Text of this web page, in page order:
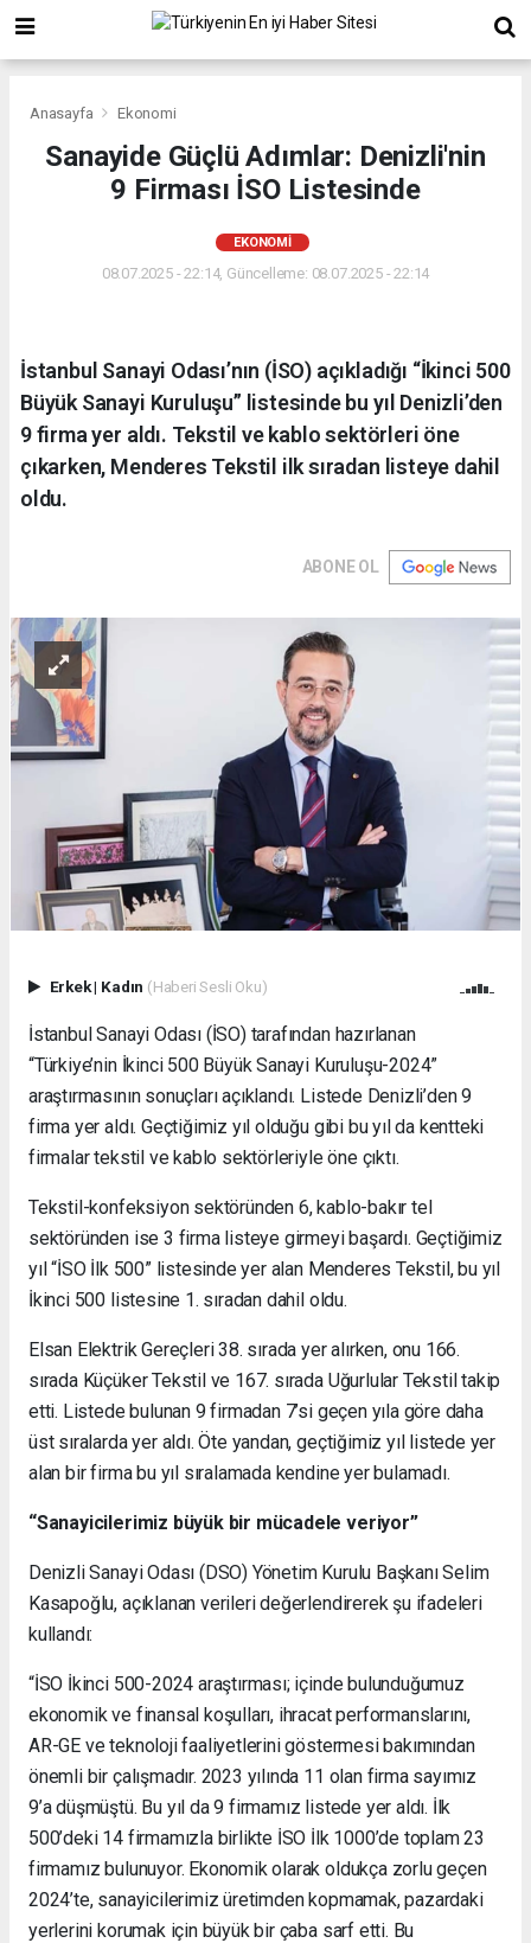
Anasayfa Ekonomi
Sanayide Güçlü Adımlar: Denizli'nin
9 Firması İSO Listesinde
EKONOMI
08.07.2025 - 22:14, Güncelleme: 08.07.2025 - 22:14
İstanbul Sanayi Odası’nın (İSO) açıkladığı “İkinci 500
Büyük Sanayi Kuruluşu” listesinde bu yıl Denizli’den
9 firma yer aldı. Tekstil ve kablo sektörleri öne
çıkarken, Menderes Tekstil ilk sıradan listeye dahil
oldu.
ABONE OL
Erkek| Kadın (Haberi Sesli Oku)
İstanbul Sanayi Odası (İSO) tarafından hazırlanan
“Türkiye’nin İkinci 500 Büyük Sanayi Kuruluşu-2024”
araştırmasının sonuçları açıklandı. Listede Denizli’den 9
firma yer aldı. Geçtiğimiz yıl olduğu gibi bu yıl da kentteki
firmalar tekstil ve kablo sektörleriyle öne çıktı.
Tekstil-konfeksiyon sektöründen 6, kablo-bakır tel
sektöründen ise 3 firma listeye girmeyi başardı. Geçtiğimiz
yıl “İSO İlk 500” listesinde yer alan Menderes Tekstil, bu yıl
İkinci 500 listesine 1. sıradan dahil oldu.
Elsan Elektrik Gereçleri 38. sırada yer alırken, onu 166.
sırada Küçüker Tekstil ve 167. sırada Uğurlular Tekstil takip
etti. Listede bulunan 9 firmadan 7’si geçen yıla göre daha
üst sıralarda yer aldı. Öte yandan, geçtiğimiz yıl listede yer
alan bir firma bu yıl sıralamada kendine yer bulamadı.
“Sanayicilerimiz büyük bir mücadele veriyor”
Denizli Sanayi Odası (DSO) Yönetim Kurulu Başkanı Selim
Kasapoğlu, açıklanan verileri değerlendirerek şu ifadeleri
kullandı:
“İSO İkinci 500-2024 araştırması; içinde bulunduğumuz
ekonomik ve finansal koşulları, ihracat performanslarını,
AR-GE ve teknoloji faaliyetlerini göstermesi bakımından
önemli bir çalışmadır. 2023 yılında 11 olan firma sayımız
9’a düşmüştü. Bu yıl da 9 firmamız listede yer aldı. İlk
500’deki 14 firmamızla birlikte İSO İlk 1000’de toplam 23
firmamız bulunuyor. Ekonomik olarak oldukça zorlu geçen
2024’te, sanayicilerimiz üretimden kopmamak, pazardaki
yerlerini korumak için büyük bir çaba sarf etti. Bu